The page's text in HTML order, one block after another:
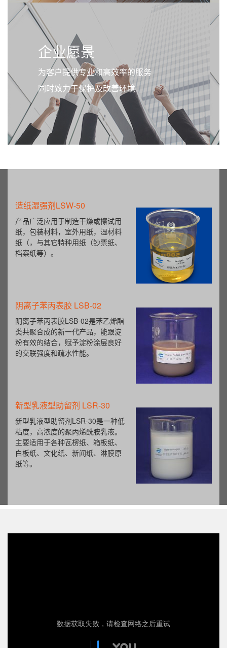
企业愿景
为客户提供专业和高效率的服务
同时致力于保护及改善环境
造纸湿强剂LSW-50
产品广泛应用于制造干燥或擦试用
纸，包装材料，室外用纸，湿材料
纸（，与其它特种用纸（钞票纸、
档案纸等）。
阴离子苯丙表胶 LSB-02
阴离子苯丙表胶LSB-02是苯乙烯酯
类共聚合成的新一代产品，能跟淀
粉有效的结合，赋予淀粉涂层良好
的交联强度和疏水性能。
新型乳液型助留剂 LSR-30
新型乳液型助留剂LSR-30是一种低
粘度，高浓度的聚丙烯酰胺乳液。
主要适用于各种瓦楞纸、箱板纸、
白板纸、文化纸、新闻纸、淋膜原
纸等。